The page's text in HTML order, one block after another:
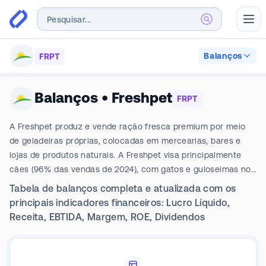
FRPT Balanços
Balanços • Freshpet FRPT
A Freshpet produz e vende ração fresca premium por meio
de geladeiras próprias, colocadas em mercearias, bares e
lojas de produtos naturais. A Freshpet visa principalmente
cães (96% das vendas de 2024), com gatos e guloseimas no
restante. Geograficamente, o mercado doméstico da
empresa nos EUA, onde toda a comida é produzida, responde
por cerca de 98% das vendas, com exportações para
Tabela de balanços completa e atualizada com os
principais indicadores financeiros: Lucro Líquido,
Receita, EBTIDA, Margem, ROE, Dividendos